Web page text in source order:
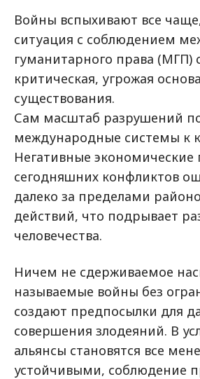
Войны вспыхивают все
ситуация с соблюдением
гуманитарного права (МГП)
критическая, угрожая
существования.
Сам масштаб разрушений
международные системы к
Негативные экономические
сегодняшних конфликтов
далеко за пределами
действий, что подрывает
человечества.
Ничем не сдерживаемое
называемые войны без
создают предпосылки для
совершения злодеяний. В
альянсы становятся все
устойчивыми, соблюдение